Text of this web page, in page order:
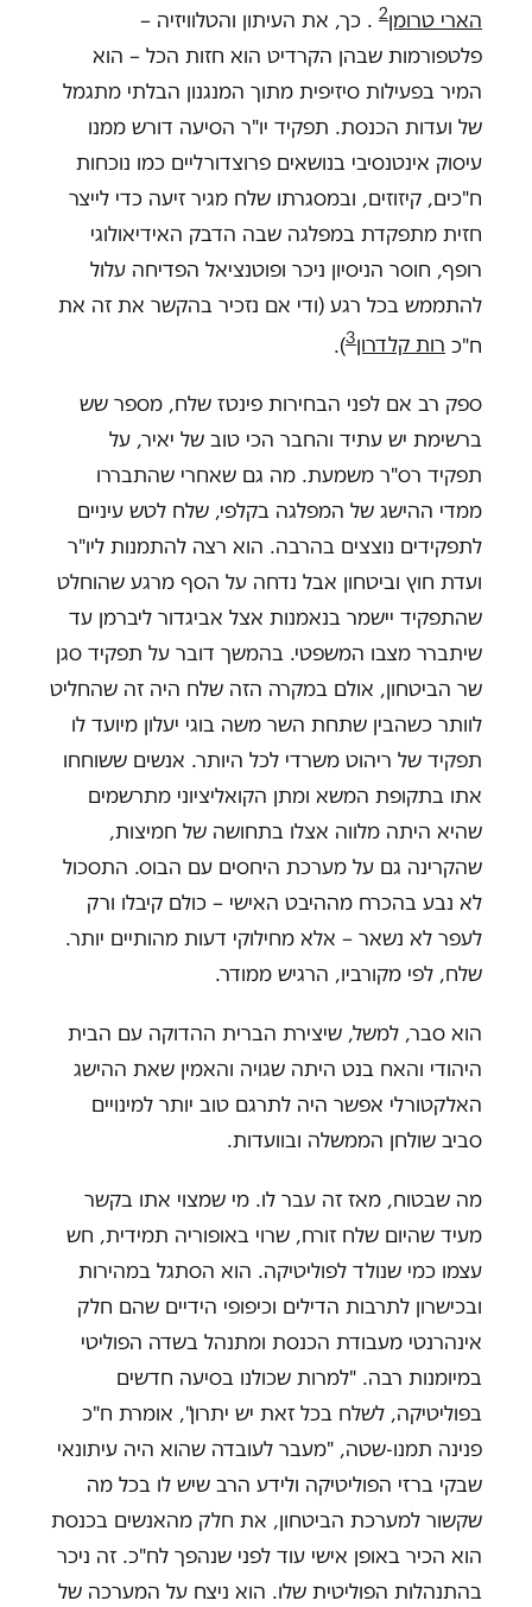
הארי טרומן2 . כך, את העיתון והטלוויזיה –
פלטפורמות שבהן הקרדיט הוא חזות הכל – הוא
המיר בפעילות סיזיפית מתוך המנגנון הבלתי מתגמל
של ועדות הכנסת. תפקיד יו"ר הסיעה דורש ממנו
עיסוק אינטנסיבי בנושאים פרוצדורליים כמו נוכחות
ח"כים, קיזוזים, ובמסגרתו שלח מגיר זיעה כדי לייצר
חזית מתפקדת במפלגה שבה הדבק האידיאולוגי
רופף, חוסר הניסיון ניכר ופוטנציאל הפדיחה עלול
להתממש בכל רגע (ודי אם נזכיר בהקשר את זה את
ח"כ רות קלדרון3
).
ספק רב אם לפני הבחירות פינטז שלח, מספר שש
ברשימת יש עתיד והחבר הכי טוב של יאיר, על
תפקיד רס"ר משמעת. מה גם שאחרי שהתבררו
ממדי ההישג של המפלגה בקלפי, שלח לטש עיניים
לתפקידים נוצצים בהרבה. הוא רצה להתמנות ליו"ר
ועדת חוץ וביטחון אבל נדחה על הסף מרגע שהוחלט
שהתפקיד יישמר בנאמנות אצל אביגדור ליברמן עד
שיתברר מצבו המשפטי. בהמשך דובר על תפקיד סגן
שר הביטחון, אולם במקרה הזה שלח היה זה שהחליט
לוותר כשהבין שתחת השר משה בוגי יעלון מיועד לו
תפקיד של ריהוט משרדי לכל היותר. אנשים ששוחחו
אתו בתקופת המשא ומתן הקואליציוני מתרשמים
שהיא היתה מלווה אצלו בתחושה של חמיצות,
שהקרינה גם על מערכת היחסים עם הבוס. התסכול
לא נבע בהכרח מההיבט האישי – כולם קיבלו ורק
לעפר לא נשאר – אלא מחילוקי דעות מהותיים יותר.
שלח, לפי מקורביו, הרגיש ממודר.
הוא סבר, למשל, שיצירת הברית ההדוקה עם הבית
היהודי והאח בנט היתה שגויה והאמין שאת ההישג
האלקטורלי אפשר היה לתרגם טוב יותר למינויים
סביב שולחן הממשלה ובוועדות.
מה שבטוח, מאז זה עבר לו. מי שמצוי אתו בקשר
מעיד שהיום שלח זורח, שרוי באופוריה תמידית, חש
עצמו כמי שנולד לפוליטיקה. הוא הסתגל במהירות
ובכישרון לתרבות הדילים וכיפופי הידיים שהם חלק
אינהרנטי מעבודת הכנסת ומתנהל בשדה הפוליטי
במיומנות רבה. "למרות שכולנו בסיעה חדשים
בפוליטיקה, לשלח בכל זאת יש יתרון", אומרת ח"כ
פנינה תמנו-שטה, "מעבר לעובדה שהוא היה עיתונאי
שבקי ברזי הפוליטיקה ולידע הרב שיש לו בכל מה
שקשור למערכת הביטחון, את חלק מהאנשים בכנסת
הוא הכיר באופן אישי עוד לפני שנהפך לח"כ. זה ניכר
בהתנהלות הפוליטית שלו. הוא ניצח על המערכה של